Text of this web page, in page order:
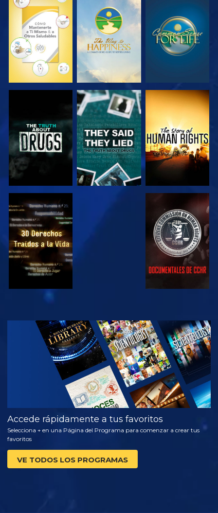
VE VE VE
VE VE
VE VE
VE
EXPLORA LAS
SERIES
Accede rápidamente a tus favoritos
Selecciona + en una Página del Programa para comenzar a crear tus
favoritos
VE TODOS LOS PROGRAMAS